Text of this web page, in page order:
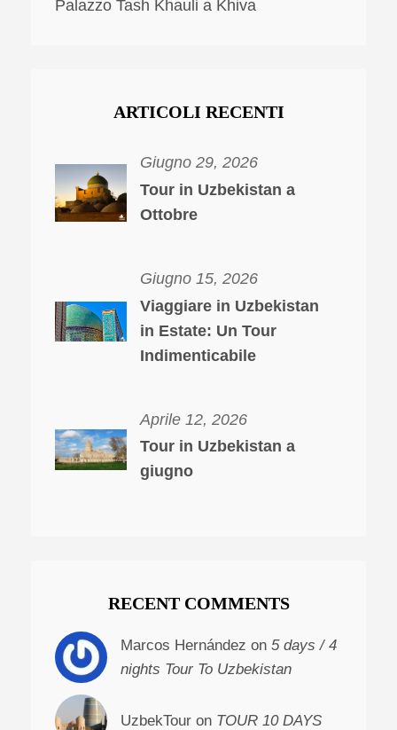
Palazzo Tash Khauli a Khiva
ARTICOLI RECENTI
Giugno 29, 2026
Tour in Uzbekistan a
Ottobre
Giugno 15, 2026
Viaggiare in Uzbekistan
in Estate: Un Tour
Indimenticabile
Aprile 12, 2026
Tour in Uzbekistan a
giugno
RECENT COMMENTS
Marcos Hernández on 5 days / 4
nights Tour To Uzbekistan
UzbekTour on TOUR 10 DAYS